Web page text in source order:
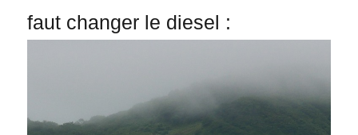
faut changer le diesel :